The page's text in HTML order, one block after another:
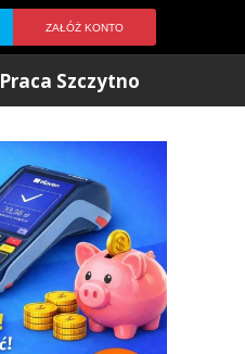
ZAŁÓŻ KONTO
Praca Szczytno